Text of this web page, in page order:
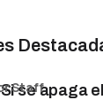
se apaga
Staff